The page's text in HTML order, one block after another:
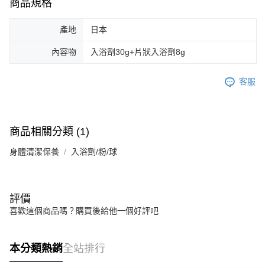
商品規格
產地 日本
內容物 入浴劑30g+片狀入浴劑8g
客服
商品相關分類 (1)
身體清潔保養 入浴劑/粉/球
評價
喜歡這個商品嗎？購買後給他一個好評吧
本分類熱銷全站排行